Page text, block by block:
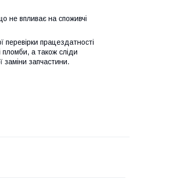
не впливає на споживчі
перевірки працездатності
пломби, а також сліди
заміни запчастини.